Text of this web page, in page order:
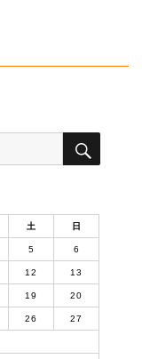
検
土 日
5 6
12 13
19 20
26 27